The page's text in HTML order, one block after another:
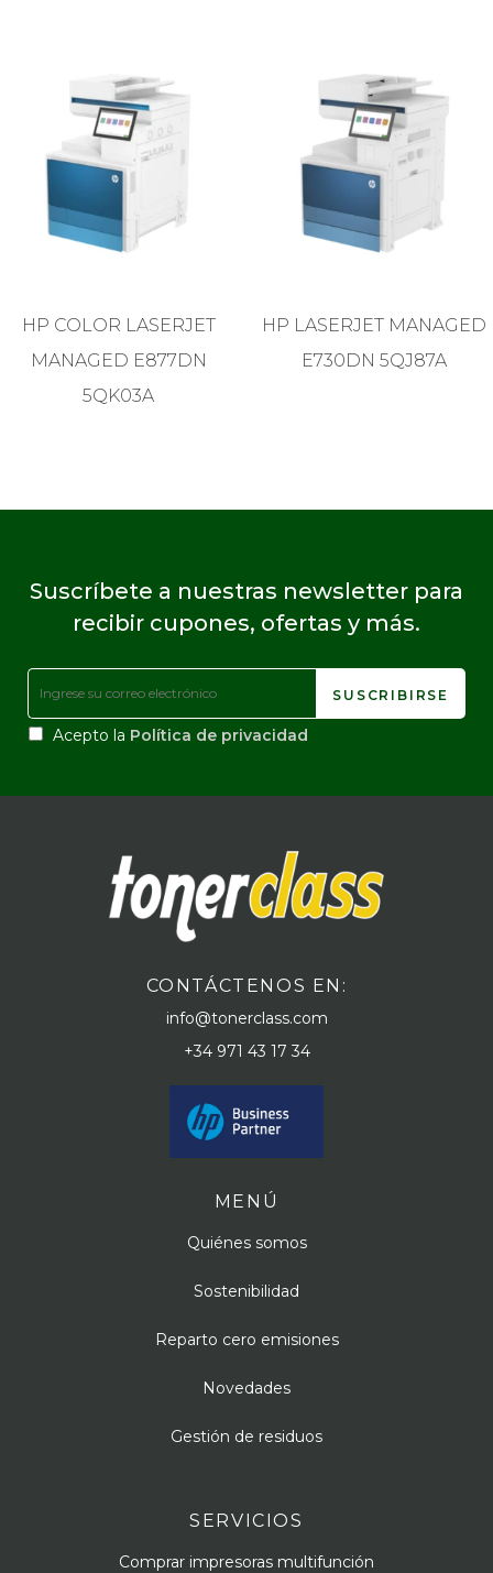
HP COLOR LASERJET
MANAGED E877DN
5QK03A
HP LASERJET MANAGED
E730DN 5QJ87A
Suscríbete a nuestras newsletter para
recibir cupones, ofertas y más.
Acepto la Política de privacidad
CONTÁCTENOS EN:
info@tonerclass.com
+34 971 43 17 34
MENÚ
Quiénes somos
Sostenibilidad
Reparto cero emisiones
Novedades
Gestión de residuos
SERVICIOS
Comprar impresoras multifunción